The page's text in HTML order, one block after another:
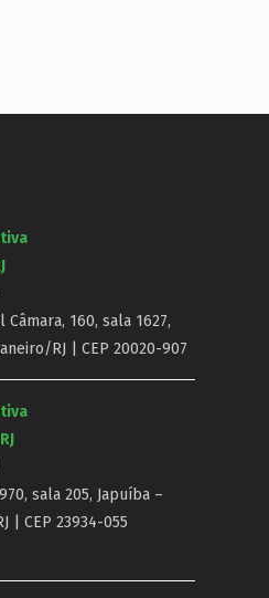
Câmara, 160, sala 1627,
RJ | CEP 20020-907
sala 205, Japuíba –
| CEP 23934-055